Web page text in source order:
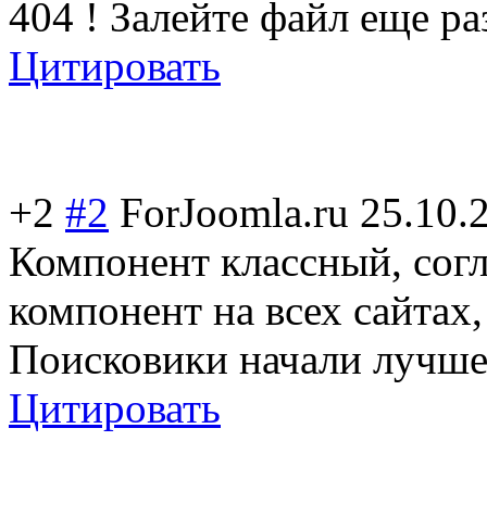
404 ! Залейте файл еще
Цитировать
+2 #2 ForJoomla.ru
Компонент классный,
компонент на всех
Поисковики начали
Цитировать